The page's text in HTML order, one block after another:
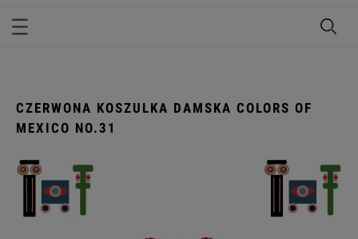
CZERWONA KOSZULKA DAMSKA COLORS OF
MEXICO NO.31